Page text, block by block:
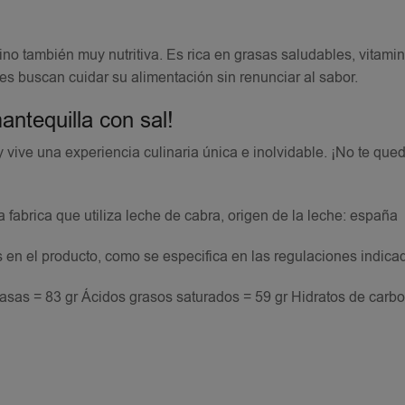
también muy nutritiva. Es rica en grasas saludables,
buscan cuidar su alimentación sin renunciar al sabor.
con sal!
una experiencia culinaria única e inolvidable. ¡No te
que utiliza leche de cabra, origen de la leche: españa
el producto, como se especifica en las regulaciones
= 83 gr Ácidos grasos saturados = 59 gr Hidratos de